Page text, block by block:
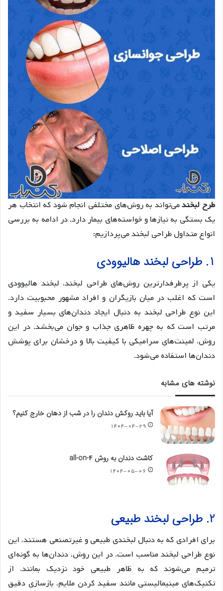
طرح لبخندمی‌تواند به روش‌های مختلفی انجام شود که انتخاب هر
یک بستگی به نیازها و خواسته‌های بیمار دارد. در ادامه به بررسی
انواع متداول طراحی لبخند می‌پردازیم:
1. طراحی لبخند هالیوودی
یکی از پرطرفدارترین روش‌های طراحی لبخند، لبخند هالیوودی
است که اغلب در میان بازیگران و افراد مشهور محبوبیت دارد.
این نوع طراحی لبخند به دنبال ایجاد دندان‌های بسیار سفید و
مرتب است که به چهره ظاهری جذاب و جوان می‌بخشد. در این
روش، لمینت‌های سرامیکی با کیفیت بالا و درخشان برای پوشش
دندان‌ها استفاده می‌شود.
نوشته های مشابه
آیا باید روکش دندان را در شب از دهان خارج کنیم؟
۱۴۰۴-۰۴-۲۹
کاشت دندان به روش all-on-۴
۱۴۰۴-۰۵-۰۶
2. طراحی لبخند طبیعی
برای افرادی که به دنبال لبخندی طبیعی و غیرتصنعی هستند، این
نوع طراحی لبخند مناسب است. در این روش، دندان‌ها به گونه‌ای
ترمیم می‌شوند که به ظاهر طبیعی خود نزدیک بمانند. از
تکنیک‌های مینیمالیستی مانند سفید کردن ملایم، بازسازی دقیق